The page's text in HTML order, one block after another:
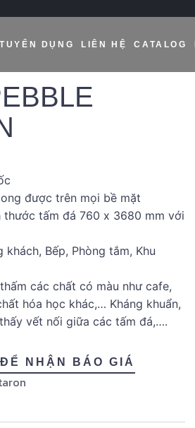
TUYỂN DỤNG LIÊN HỆ CATALOG
được trên mọi bề mặt
thước tấm đá 760 x 3680 mm với
khách, Bếp, Phòng tắm, Khu
các chất có màu như cafe,
hóa học khác,… Kháng khuẩn,
vết nối giữa các tấm đá,….
NHẬN BÁO GIÁ